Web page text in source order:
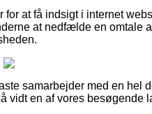
at få indsigt i internet
at nedfælde en omtale
samarbejder med en hel
vidt en af vores besøgende